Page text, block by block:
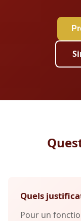
Quels
Pour un